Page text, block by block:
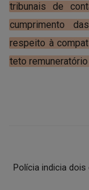
tribunais de
cumprimento
respeito à
teto
Polícia indicia